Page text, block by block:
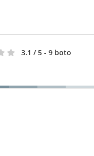
3.1 / 5 - 9 boto